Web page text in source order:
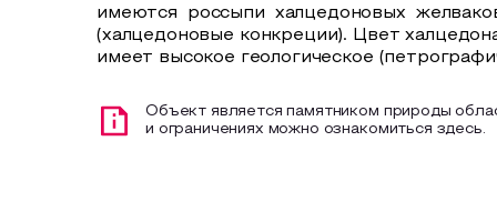
имеются россыпи халцедоновых
(халцедоновые конкреции). Цвет
имеет высокое геологическое
Объект является памятником природы
и ограничениях можно ознакомиться здесь.